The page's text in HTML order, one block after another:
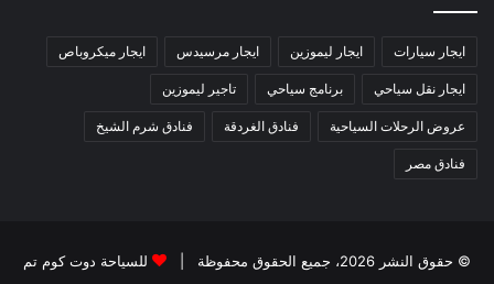
ايجار سيارات ايجار ليموزين ايجار مرسيدس ايجار ميكروباص
ايجار نقل سياحي برنامج سياحي تاجير ليموزين
عروض الرحلات السياحية فنادق الغردقة فنادق شرم الشيخ
فنادق مصر
© حقوق النشر 2026، جميع الحقوق محفوظة | للسياحة دوت كوم تم